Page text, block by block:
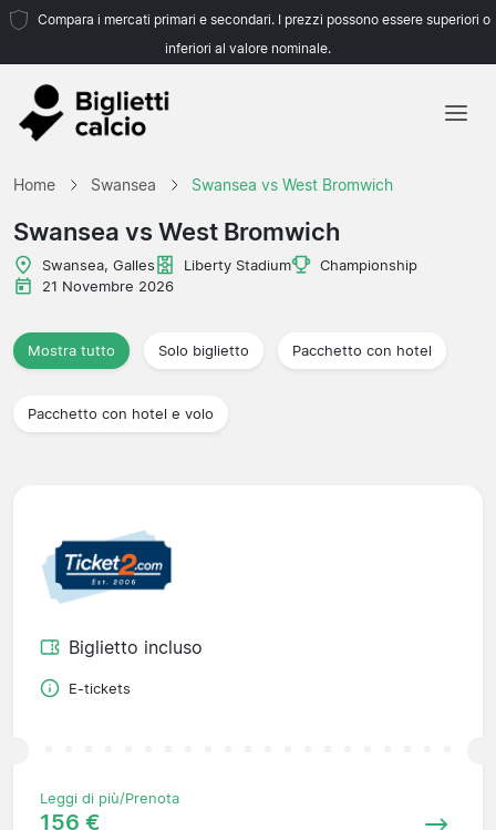
Compara i mercati primari e secondari. I prezzi possono essere superiori o
inferiori al valore nominale.
Home Swansea Swansea vs West Bromwich
Swansea vs West Bromwich
Swansea, Galles Liberty Stadium
Championship
21 Novembre 2026
Mostra tutto Solo biglietto Pacchetto con hotel
Pacchetto con hotel e volo
Biglietto incluso
E-tickets
Leggi di più/Prenota
156 €